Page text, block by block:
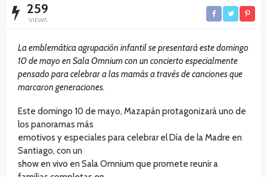
259
VIEWS
La emblemática agrupación infantil se presentará este domingo
10 de mayo en Sala Omnium con un concierto especialmente
pensado para celebrar a las mamás a través de canciones que
marcaron generaciones.
Este domingo 10 de mayo, Mazapán protagonizará uno de
los panoramas más
emotivos y especiales para celebrar el Día de la Madre en
Santiago, con un
show en vivo en Sala Omnium que promete reunir a